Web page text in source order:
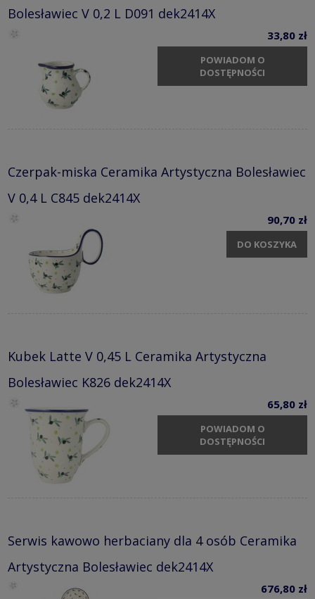
Bolesławiec V 0,2 L D091 dek2414X
33,80 zł
POWIADOM O
DOSTĘPNOŚCI
Czerpak-miska Ceramika Artystyczna Bolesławiec
V 0,4 L C845 dek2414X
90,70 zł
DO KOSZYKA
Kubek Latte V 0,45 L Ceramika Artystyczna
Bolesławiec K826 dek2414X
65,80 zł
POWIADOM O
DOSTĘPNOŚCI
Serwis kawowo herbaciany dla 4 osób Ceramika
Artystyczna Bolesławiec dek2414X
676,80 zł